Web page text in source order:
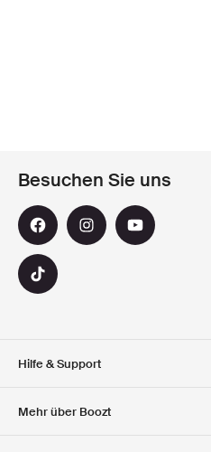
Hilfe & Support
Mehr über Boozt
Besuchen Sie uns